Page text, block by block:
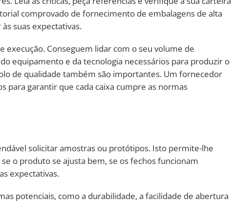
comprovado de fornecimento de embalagens de alta
suas expectativas.
execução. Conseguem lidar com o seu volume de
equipamento e da tecnologia necessários para produzir o
de qualidade também são importantes. Um fornecedor
para garantir que cada caixa cumpre as normas
solicitar amostras ou protótipos. Isto permite-lhe
o produto se ajusta bem, se os fechos funcionam
expectativas.
potenciais, como a durabilidade, a facilidade de abertura